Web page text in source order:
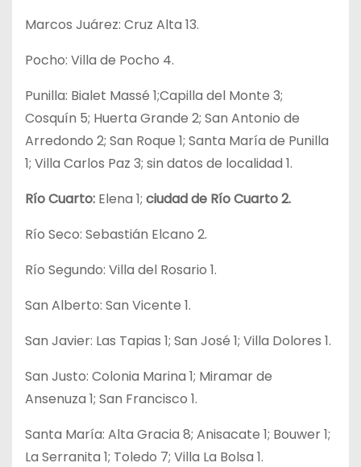
Marcos Juárez: Cruz Alta 13.
Pocho: Villa de Pocho 4.
Punilla: Bialet Massé 1;Capilla del Monte 3;
Cosquín 5; Huerta Grande 2; San Antonio de
Arredondo 2; San Roque 1; Santa María de Punilla
1; Villa Carlos Paz 3; sin datos de localidad 1.
Río Cuarto: Elena 1; ciudad de Río Cuarto 2.
Río Seco: Sebastián Elcano 2.
Río Segundo: Villa del Rosario 1.
San Alberto: San Vicente 1.
San Javier: Las Tapias 1; San José 1; Villa Dolores 1.
San Justo: Colonia Marina 1; Miramar de
Ansenuza 1; San Francisco 1.
Santa María: Alta Gracia 8; Anisacate 1; Bouwer 1;
La Serranita 1; Toledo 7; Villa La Bolsa 1.